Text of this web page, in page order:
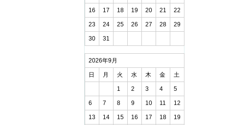
16 17 18 19 20 21 22
23 24 25 26 27 28 29
30 31
2026年9月
日 月 火 水 木 金 土
1 2 3 4 5
6 7 8 9 10 11 12
13 14 15 16 17 18 19